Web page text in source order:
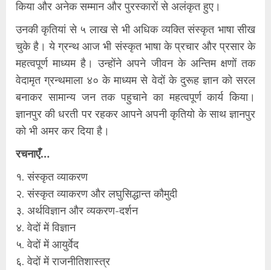
किया और अनेक सम्मान और पुरस्कारों से अलंकृत हुए।
उनकी कृतियां से ५ लाख से भी अधिक व्यक्ति संस्कृत भाषा सीख
चुके है। ये ग्रन्थ आज भी संस्कृत भाषा के प्रचार और प्रसार के
महत्वपूर्ण माध्यम है। उन्होंने अपने जीवन के अन्तिम क्षणों तक
वेदामृत ग्रन्थमाला ४० के माध्यम से वेदों के दुरूह ज्ञान को सरल
बनाकर सामान्य जन तक पहुचाने का महत्वपूर्ण कार्य किया।
ज्ञानपुर की धरती पर रहकर आपने अपनी कृतियो के साथ ज्ञानपुर
को भी अमर कर दिया है।
रचनाएँ…
१. संस्कृत व्याकरण
२. संस्कृत व्याकरण और लघुसिद्धान्त कौमुदी
३. अर्थविज्ञान और व्यकरण-दर्शन
४. वेदों में विज्ञान
५. वेदों में आयुर्वेद
६. वेदों में राजनीतिशास्त्र